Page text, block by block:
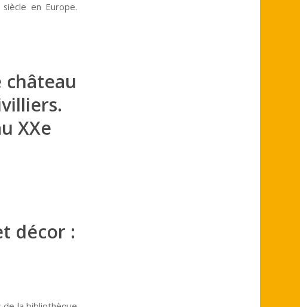
en Europe.
château
XXe
décor :